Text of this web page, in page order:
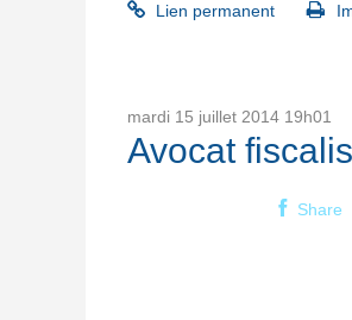
Lien permanent
mardi 15 juillet 2014 19h01
Avocat
Share